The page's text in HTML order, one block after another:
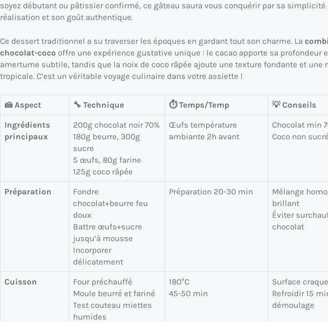
soyez débutant ou pâtissier confirmé, ce gâteau saura vous conquérir par sa simplicité
réalisation et son goût authentique.
Ce dessert traditionnel a su traverser les époques en gardant tout son charme. La
chocolat-coco offre une expérience gustative unique : le cacao apporte sa profondeur
amertume subtile, tandis que la noix de coco râpée ajoute une texture fondante et une
tropicale. C’est un véritable voyage culinaire dans votre assiette !
🍰 Aspect 🔧 Technique ⏱️ Temps/Temp 💡 Conseils
Ingrédients
principaux
200g chocolat noir 70%
180g beurre, 300g
sucre
5 œufs, 80g farine
125g coco râpée
Œufs température
ambiante 2h avant
Chocolat min
Coco non
Préparation
Fondre
chocolat+beurre feu
doux
Battre œufs+sucre
jusqu’à mousse
Incorporer
délicatement
Préparation 20-30 min
Mélange
brillant
Éviter
chocolat
Cuisson
Four préchauffé
Moule beurré et fariné
Test couteau miettes
humides
180°C
45-50 min
Surface
Refroidir 15
démoulage